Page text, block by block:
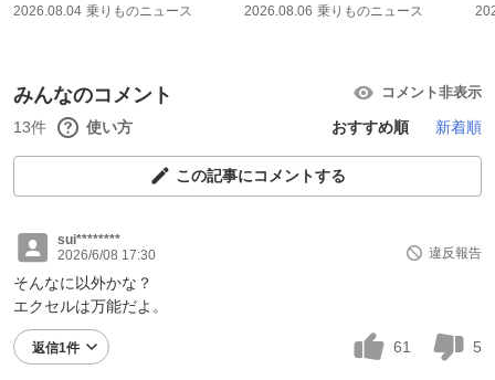
2026.08.04 乗りものニュース 2026.08.06 乗りものニュース
みんなのコメント コメント非表示
13件 使い方 おすすめ順 新着順
この記事にコメントする
sui********
2026/6/08 17:30
違反報告
そんなに以外かな？
エクセルは万能だよ。
返信1件 61 5